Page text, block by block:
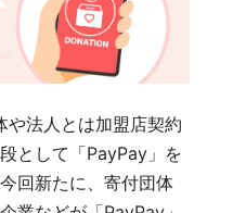
や法人とは加盟店契約
として「PayPay」を
回新たに、寄付団体